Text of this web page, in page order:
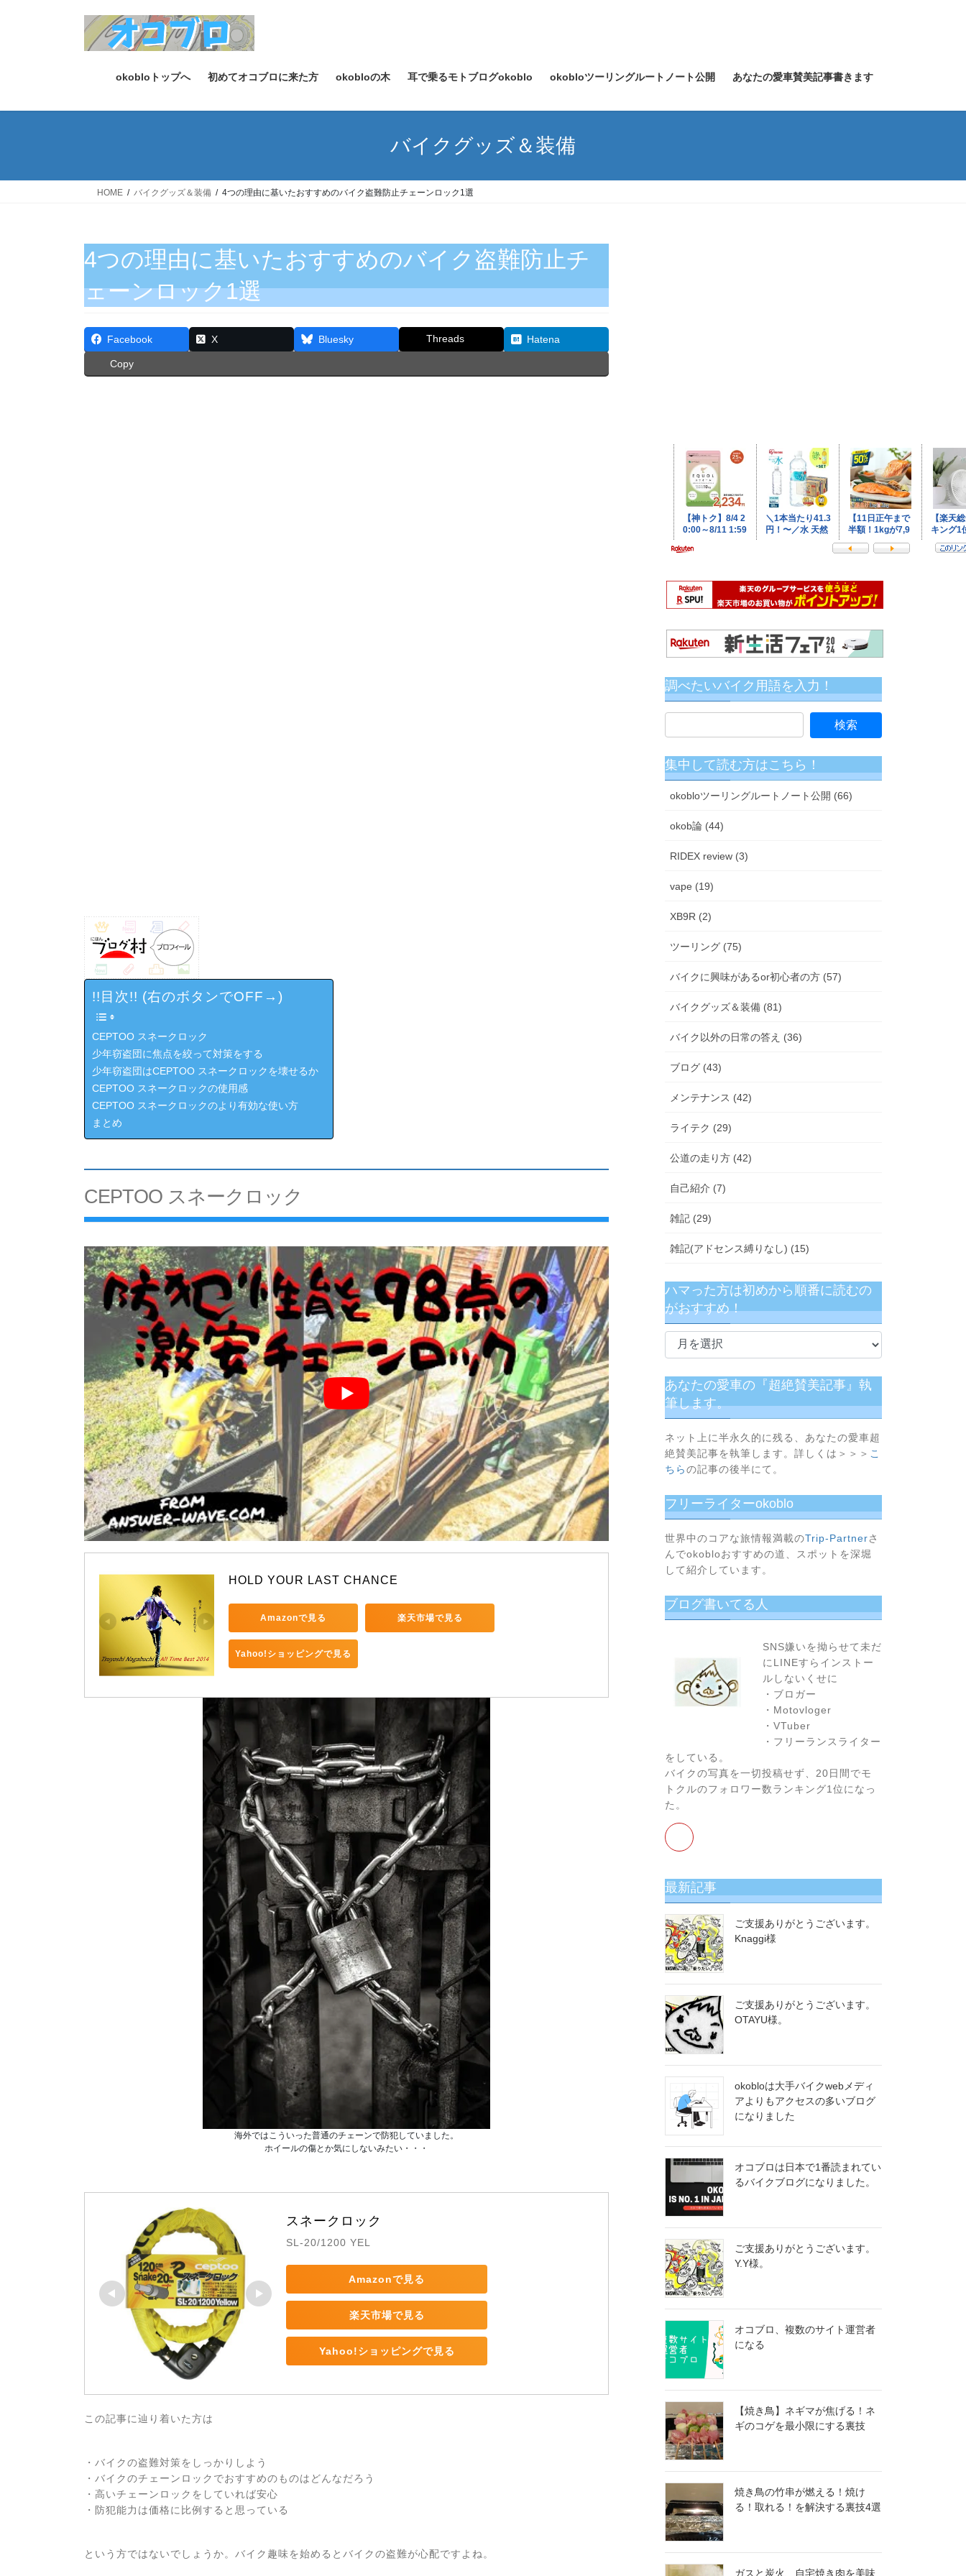
ス
ン
okobloトップへ 初めてオコブロに来た方 okobloの木 耳で乗るモトブログokoblo okobloツーリングルートノート公開 あなたの愛車賛美記事書きます
バイクグッズ＆装備
HOME バイクグッズ＆装備 4つの理由に基いたおすすめのバイク盗難防止チェーンロック1選
4つの理由に基いたおすすめのバイク盗難防止チ
ェーンロック1選
Facebook X Bluesky Threads Hatena
Copy
!!目次!! (右のボタンでOFF→)
CEPTOO スネークロック
少年窃盗団に焦点を絞って対策をする
少年窃盗団はCEPTOO スネークロックを壊せるか
CEPTOO スネークロックの使用感
CEPTOO スネークロックのより有効な使い方
まとめ
CEPTOO スネークロック
HOLD YOUR LAST CHANCE
Amazonで見る 楽天市場で見る
Yahoo!ショッピングで見る
海外ではこういった普通のチェーンで防犯していました。
ホイールの傷とか気にしないみたい・・・
スネークロック
SL-20/1200 YEL
Amazonで見る
楽天市場で見る
Yahoo!ショッピングで見る
この記事に辿り着いた方は
・バイクの盗難対策をしっかりしよう
・バイクのチェーンロックでおすすめのものはどんなだろう
・高いチェーンロックをしていれば安心
・防犯能力は価格に比例すると思っている
という方ではないでしょうか。バイク趣味を始めるとバイクの盗難が心配ですよね。
調べたいバイク用語を入力！
集中して読む方はこちら！
okobloツーリングルートノート公開 (66)
okob論 (44)
RIDEX review (3)
vape (19)
XB9R (2)
ツーリング (75)
バイクに興味があるor初心者の方 (57)
バイクグッズ＆装備 (81)
バイク以外の日常の答え (36)
ブログ (43)
メンテナンス (42)
ライテク (29)
公道の走り方 (42)
自己紹介 (7)
雑記 (29)
雑記(アドセンス縛りなし) (15)
ハマった方は初めから順番に読むの
がおすすめ！
ハ
た
方
は
初
め
か
順
番
に
読
む
が
あなたの愛車の『超絶賛美記事』執
筆します。
ネット上に半永久的に残る、あなたの愛車超
絶賛美記事を執筆します。詳しくは＞＞＞ こ
ちらの記事の後半にて。
フリーライターokoblo
世界中のコアな旅情報満載のTrip-Partnerさ
んでokobloおすすめの道、スポットを深堀
して紹介しています。
ブログ書いてる人
SNS嫌いを拗らせて未だ
にLINEすらインストー
ルしないくせに
・ブロガー
・Motovloger
・VTuber
・フリーランスライター
をしている。
バイクの写真を一切投稿せず、20日間でモ
トクルのフォロワー数ランキング1位になっ
た。
最新記事
ご支援ありがとうございます。
Knaggi様
ご支援ありがとうございます。
OTA​YU様。
okobloは大手バイクwebメディ
アよりもアクセスの多いブログ
になりました
オコブロは日本で1番読まれてい
るバイクブログになりました。
ご支援ありがとうございます。
Y.Y様。
オコブロ、複数のサイト運営者
になる
【焼き鳥】ネギマが焦げる！ネ
ギのコゲを最小限にする裏技
焼き鳥の竹串が燃える！焼け
る！取れる！を解決する裏技4選
ガスと炭火、自宅焼き肉を美味